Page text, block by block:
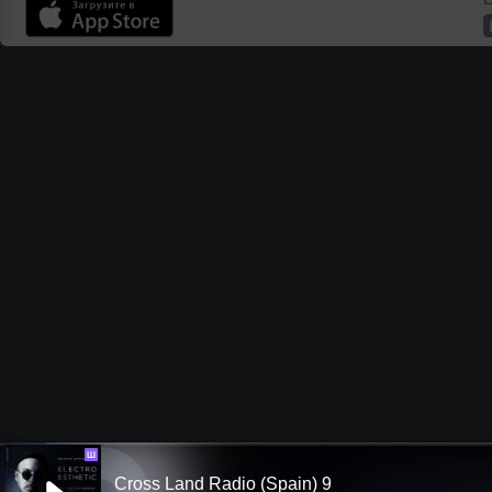
Ш
Cross Land Radio (Spain) 9